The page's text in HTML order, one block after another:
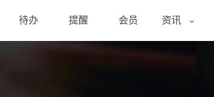
待办 提醒 会员 资讯